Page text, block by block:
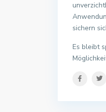
sichern
Es bleibt